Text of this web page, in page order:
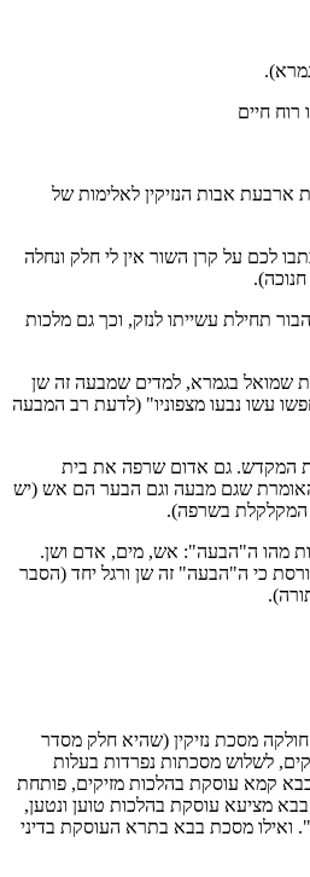
רוח חיים
אבות הנזיקין לאלימות של
לכם על קרן השור אין לי חלק ונחלה
תחילת עשייתו לנזק, וכך גם מלכות
שמואל בגמרא, למדים שמבעה זה שן
עשו נבעו מצפוניו" (לדעת רב המבעה
המקדש. גם אדום שרפה את בית
שגם מבעה וגם הבער הם אש (יש
בשרפה).
מהו ה"הבעה": אש, מים, אדם ושן.
כי ה"הבעה" זה שן ורגל יחד (הסבר
מסכת נזיקין (שהיא חלק מסדר
לשלוש מסכתות נפרדות בעלות
קמא עוסקת בהלכות מזיקים, פותחת
מציעא עוסקת בהלכות טוען ונטען,
ואילו מסכת בבא בתרא העוסקת בדיני